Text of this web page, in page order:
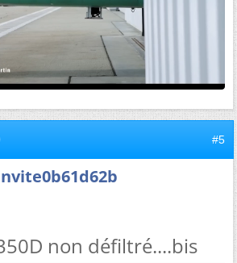
#5
non défiltré....bis